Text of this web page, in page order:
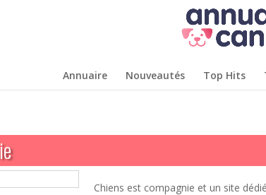
Annuaire Nouveautés Top Hits
Chiens est compagnie et un site